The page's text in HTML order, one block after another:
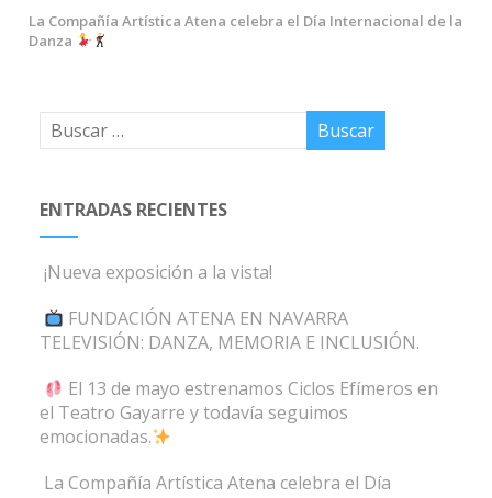
La Compañía Artística Atena celebra el Día Internacional de la
Danza
ENTRADAS RECIENTES
¡Nueva exposición a la vista!
FUNDACIÓN ATENA EN NAVARRA
TELEVISIÓN: DANZA, MEMORIA E INCLUSIÓN.
El 13 de mayo estrenamos Ciclos Efímeros en
el Teatro Gayarre y todavía seguimos
emocionadas.
La Compañía Artística Atena celebra el Día